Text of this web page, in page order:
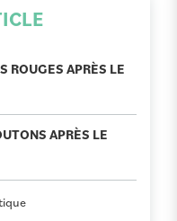
ROUGES APRÈS LE
APRÈS LE